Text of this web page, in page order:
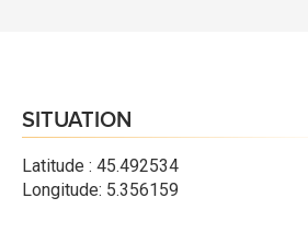
SITUATION
Latitude : 45.492534
Longitude: 5.356159